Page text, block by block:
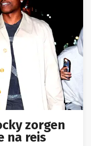
zorgen
na reis